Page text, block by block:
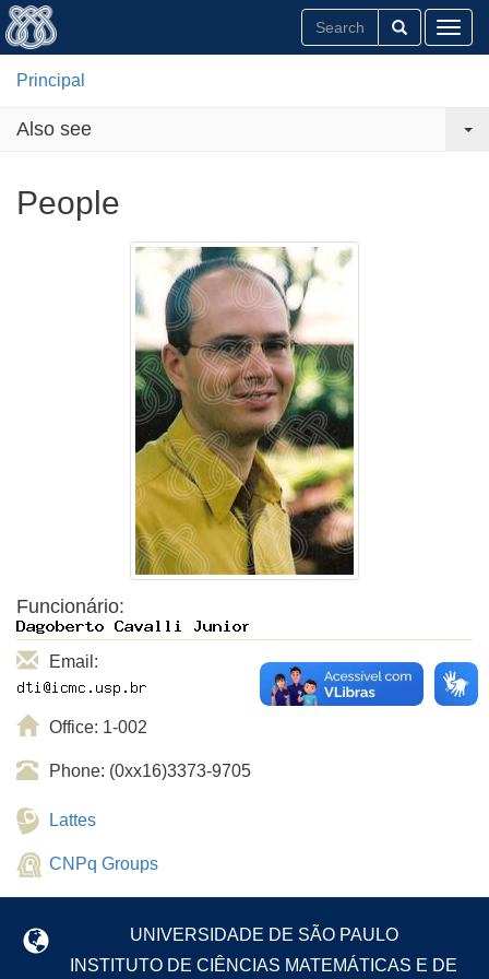
Principal
Also see
People
Funcionário:
Email:
Office: 1-002
Phone: (0xx16)3373-9705
Lattes
CNPq Groups
UNIVERSIDADE DE SÃO PAULO
INSTITUTO DE CIÊNCIAS MATEMÁTICAS E DE